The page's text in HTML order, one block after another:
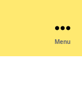
Menu